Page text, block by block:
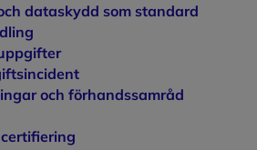
dataskydd som standard
och förhandssamråd